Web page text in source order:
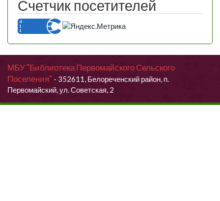
Счетчик посетителей
МБУ "Библиотека Первомайского Сельского
Поселения" - 352611, Белореченский район, п.
Первомайский, ул. Советская, 2